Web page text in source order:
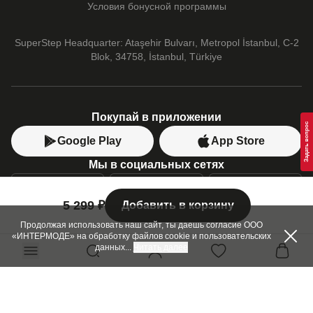
Продолжая использовать наш сайт, ты даешь согласие ООО
«ИНТЕРМОДЕ» на обработку файлов cookie и пользовательских
данных...
5 299 ₽ Добавить в корзину
Условия бонусной программы
SuperStep Headquarter: Ataşehir Bulvarı, Metropol İstanbul, C-2
Blok, 34758, İstanbul, Türkiye
Покупай в приложении
Google Play
App Store
Мы в социальных сетях
Позвони нам
+7 (499) 350-55-33
C 10:00 до 19:00
SuperStep-бот